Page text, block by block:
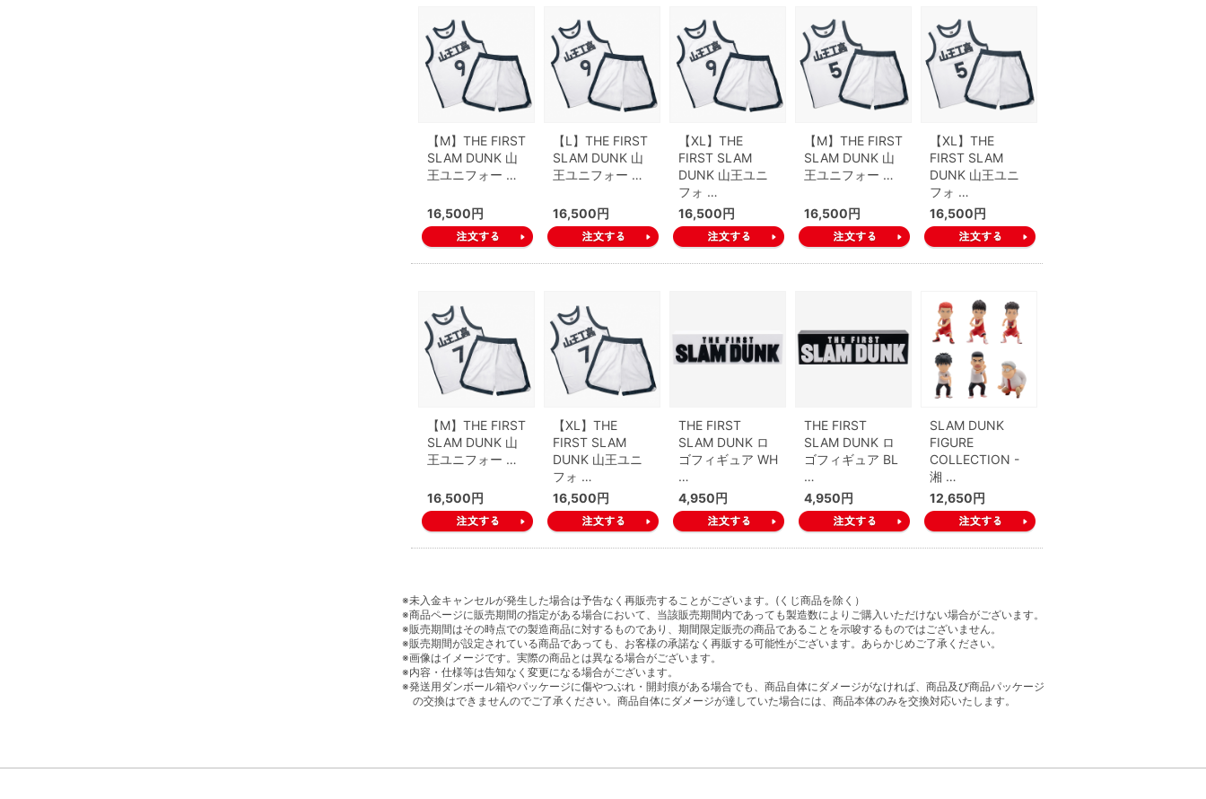
【M】THE FIRST
SLAM DUNK 山
王ユニフォー …
16,500円
【L】THE FIRST
SLAM DUNK 山
王ユニフォー …
16,500円
【XL】THE
FIRST SLAM
DUNK 山王ユニ
フォ …
16,500円
【M】THE FIRST
SLAM DUNK 山
王ユニフォー …
16,500円
【XL】THE
FIRST SLAM
DUNK 山王ユニ
フォ …
16,500円
【M】THE FIRST
SLAM DUNK 山
王ユニフォー …
16,500円
【XL】THE
FIRST SLAM
DUNK 山王ユニ
フォ …
16,500円
THE FIRST
SLAM DUNK ロ
ゴフィギュア WH
…
4,950円
THE FIRST
SLAM DUNK ロ
ゴフィギュア BL
…
4,950円
SLAM DUNK
FIGURE
COLLECTION -
湘 …
12,650円
※未入金キャンセルが発生した場合は予告なく再販売することがございます。(くじ商品を除く）
※商品ページに販売期間の指定がある場合において、当該販売期間内であっても製造数によりご購入いただけない場合がございます。
※販売期間はその時点での製造商品に対するものであり、期間限定販売の商品であることを示唆するものではございません。
※販売期間が設定されている商品であっても、お客様の承諾なく再販する可能性がございます。あらかじめご了承ください。
※画像はイメージです。実際の商品とは異なる場合がございます。
※内容・仕様等は告知なく変更になる場合がございます。
※発送用ダンボール箱やパッケージに傷やつぶれ・開封痕がある場合でも、商品自体にダメージがなければ、商品及び商品パッケージ
の交換はできませんのでご了承ください。商品自体にダメージが達していた場合には、商品本体のみを交換対応いたします。